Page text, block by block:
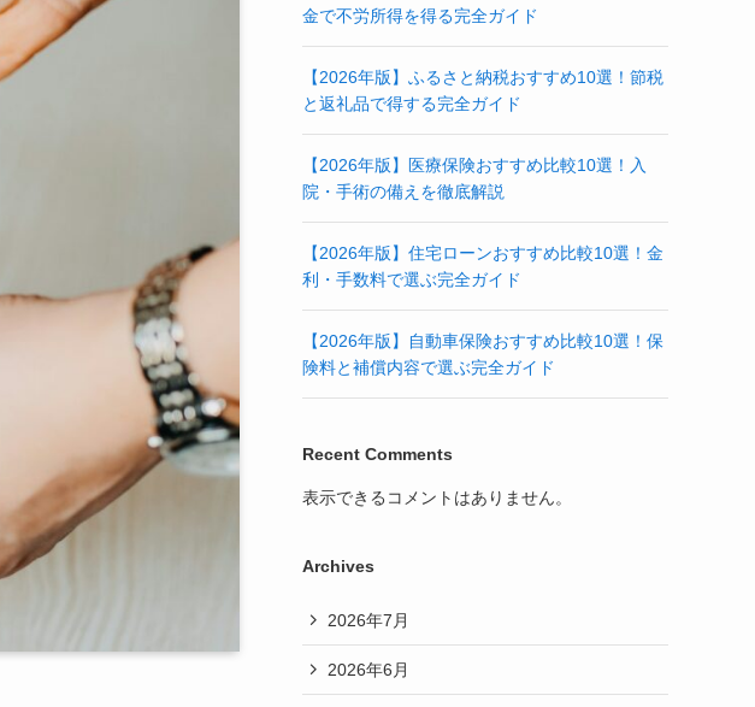
金で不労所得を得る完全ガイド
【2026年版】ふるさと納税おすすめ10選！節税
と返礼品で得する完全ガイド
【2026年版】医療保険おすすめ比較10選！入
院・手術の備えを徹底解説
【2026年版】住宅ローンおすすめ比較10選！金
利・手数料で選ぶ完全ガイド
【2026年版】自動車保険おすすめ比較10選！保
険料と補償内容で選ぶ完全ガイド
Recent Comments
表示できるコメントはありません。
Archives
2026年7月
2026年6月